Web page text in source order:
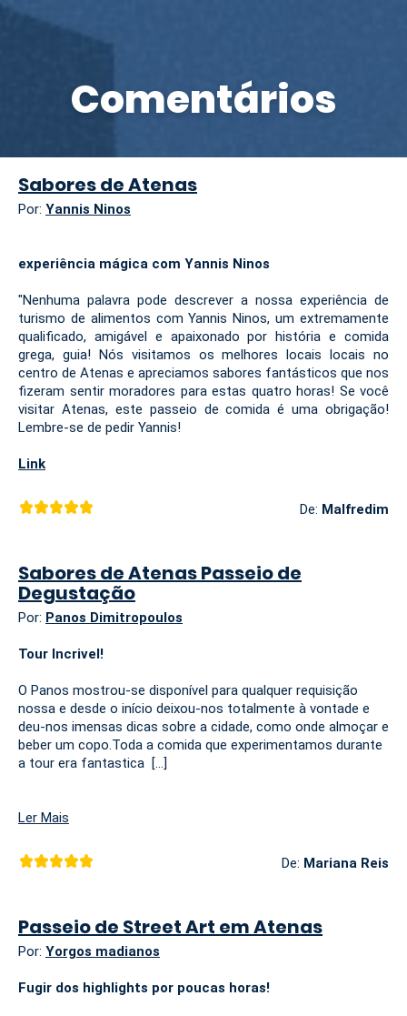
Comentários
Sabores de Atenas
Por: Yannis Ninos
experiência mágica com Yannis Ninos
"Nenhuma palavra pode descrever a nossa experiência de
turismo de alimentos com Yannis Ninos, um extremamente
qualificado, amigável e apaixonado por história e comida
grega, guia! Nós visitamos os melhores locais locais no
centro de Atenas e apreciamos sabores fantásticos que nos
fizeram sentir moradores para estas quatro horas! Se você
visitar Atenas, este passeio de comida é uma obrigação!
Lembre-se de pedir Yannis!
Link
De: Malfredim
Sabores de Atenas Passeio de
Degustação
Por: Panos Dimitropoulos
Tour Incrivel!
O Panos mostrou-se disponível para qualquer requisição
nossa e desde o início deixou-nos totalmente à vontade e
deu-nos imensas dicas sobre a cidade, como onde almoçar e
beber um copo.Toda a comida que experimentamos durante
a tour era fantastica [...]
Ler Mais
De: Mariana Reis
Passeio de Street Art em Atenas
Por: Yorgos madianos
Fugir dos highlights por poucas horas!